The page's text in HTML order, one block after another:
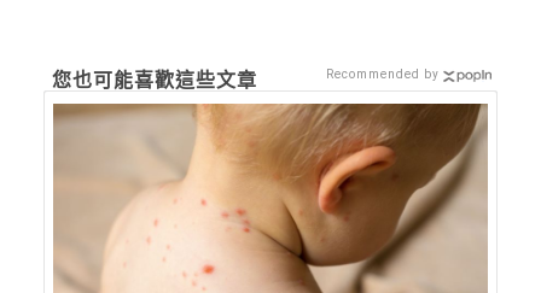
您也可能喜歡這些文章 Recommended by